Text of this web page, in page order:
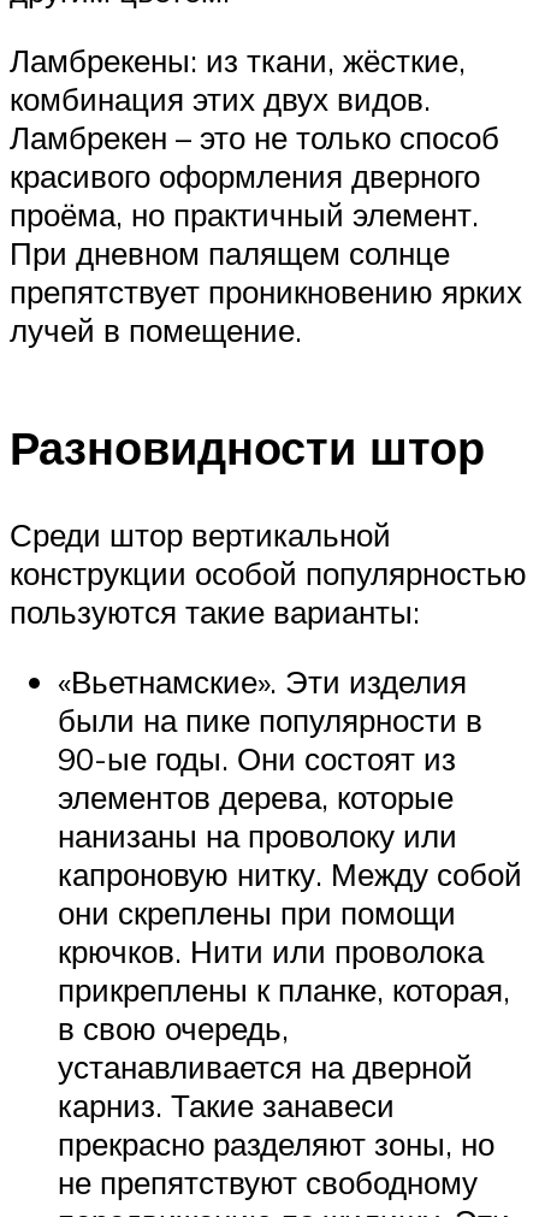
Ламбрекены: из ткани, жёсткие,
комбинация этих двух видов.
Ламбрекен – это не только способ
красивого оформления дверного
проёма, но практичный элемент.
При дневном палящем солнце
препятствует проникновению ярких
лучей в помещение.
Разновидности штор
Среди штор вертикальной
конструкции особой популярностью
пользуются такие варианты:
«Вьетнамские». Эти изделия
были на пике популярности в
90-ые годы. Они состоят из
элементов дерева, которые
нанизаны на проволоку или
капроновую нитку. Между собой
они скреплены при помощи
крючков. Нити или проволока
прикреплены к планке, которая,
в свою очередь,
устанавливается на дверной
карниз. Такие занавеси
прекрасно разделяют зоны, но
не препятствуют свободному